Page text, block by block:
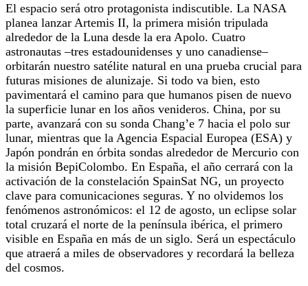
El espacio será otro protagonista indiscutible. La NASA
planea lanzar Artemis II, la primera misión tripulada
alrededor de la Luna desde la era Apolo. Cuatro
astronautas –tres estadounidenses y uno canadiense–
orbitarán nuestro satélite natural en una prueba crucial para
futuras misiones de alunizaje. Si todo va bien, esto
pavimentará el camino para que humanos pisen de nuevo
la superficie lunar en los años venideros. China, por su
parte, avanzará con su sonda Chang’e 7 hacia el polo sur
lunar, mientras que la Agencia Espacial Europea (ESA) y
Japón pondrán en órbita sondas alrededor de Mercurio con
la misión BepiColombo. En España, el año cerrará con la
activación de la constelación SpainSat NG, un proyecto
clave para comunicaciones seguras. Y no olvidemos los
fenómenos astronómicos: el 12 de agosto, un eclipse solar
total cruzará el norte de la península ibérica, el primero
visible en España en más de un siglo. Será un espectáculo
que atraerá a miles de observadores y recordará la belleza
del cosmos.